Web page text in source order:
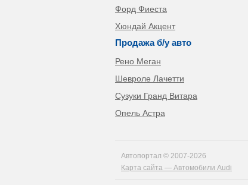
Форд Фиеста
Хюндай Акцент
Продажа б/у авто
Рено Меган
Шевроле Лачетти
Сузуки Гранд Витара
Опель Астра
Автопортал © 2007-2026
Карта сайта — Автомобили Audi